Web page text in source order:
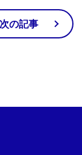
次の記事